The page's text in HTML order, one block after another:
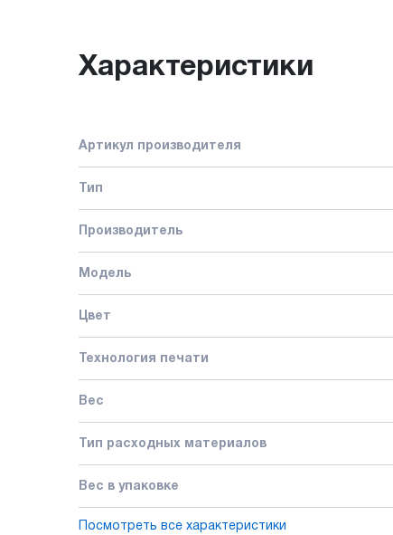
Характеристики
Артикул производителя
Тип
Производитель
Модель
Цвет
Технология печати
Вес
Тип расходных материалов
Вес в упаковке
Посмотреть все характеристики